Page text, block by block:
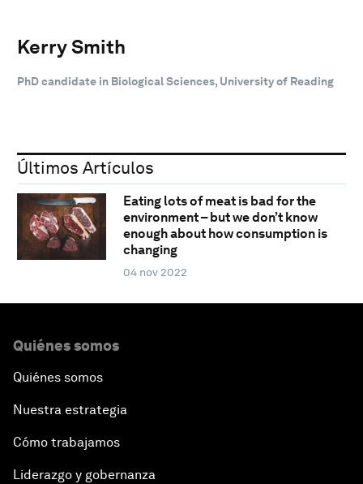
Kerry Smith
PhD candidate in Biological Sciences, University of Reading
Últimos Artículos
Eating lots of meat is bad for the
environment – but we don’t know
enough about how consumption is
changing
04 nov 2022
Quiénes somos
Quiénes somos
Nuestra estrategia
Cómo trabajamos
Liderazgo y gobernanza